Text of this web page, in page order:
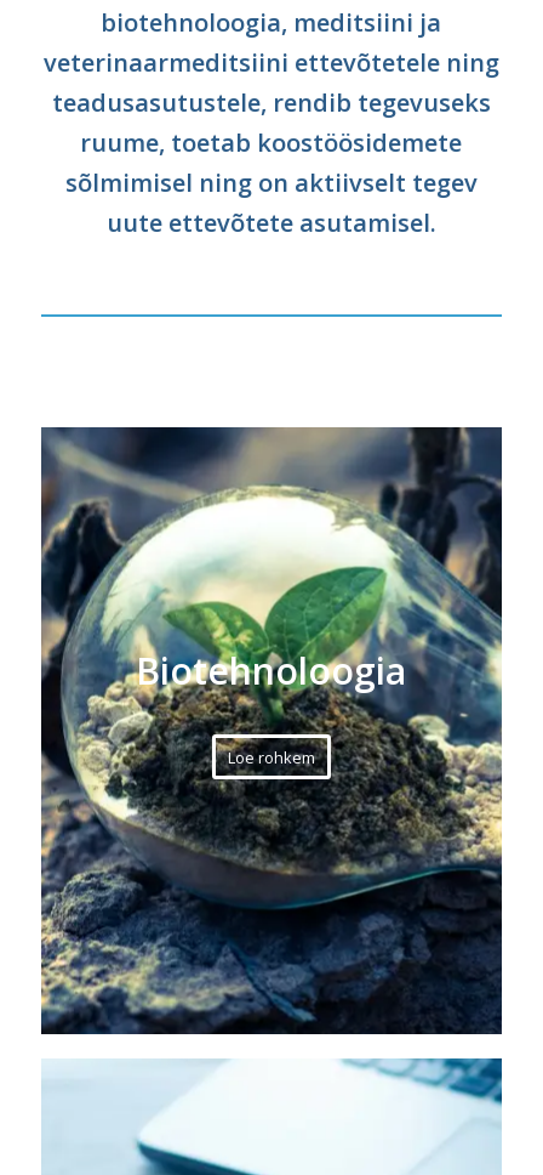
biotehnoloogia, meditsiini ja
veterinaarmeditsiini ettevõtetele ning
teadusasutustele, rendib tegevuseks
ruume, toetab koostöösidemete
sõlmimisel ning on aktiivselt tegev
uute ettevõtete asutamisel.
Biotehnoloogia
Loe rohkem